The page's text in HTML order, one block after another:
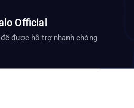
Official
được hỗ trợ nhanh chóng